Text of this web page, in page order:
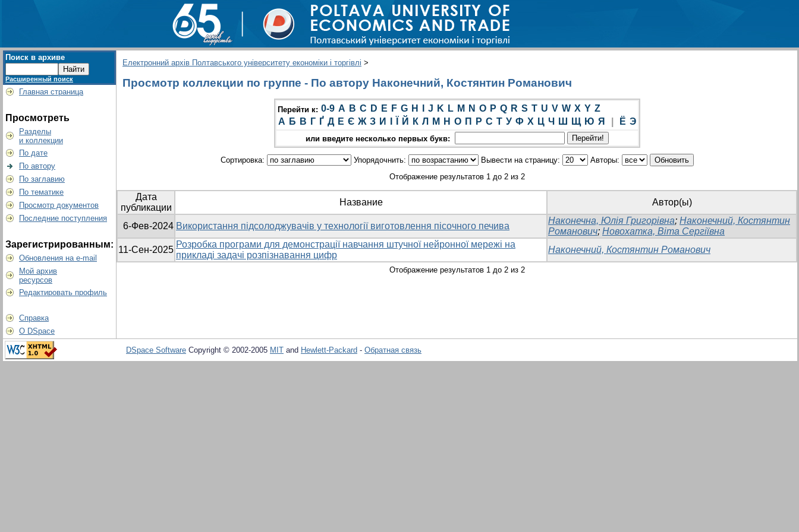
Поиск в архиве
Расширенный поиск
Главная страница
Просмотреть
Разделы
и коллекции
По дате
По автору
По заглавию
По тематике
Просмотр документов
Последние поступления
Зарегистрированным:
Обновления на e-mail
Мой архив
ресурсов
Редактировать профиль
Справка
О DSpace
Електронний архів Полтавського університету економіки і торгівлі >
Просмотр коллекции по группе - По автору Наконечний, Костянтин Романович
Перейти к: 0-9 A B C D E F G H J K L M N O P Q R S T U V W X Y Z
А Б В Г Ґ Д Е Є Ж З И Й К Л М Н О П Р С Т У Ф Х Ц Ч Ш Щ Ю Я Ё Э
или введите несколько первых букв:
Сортировка: Упорядочнить: Вывести на страницу:
Авторы:
Отображение результатов 1 до 2 из 2
Дата
публикации
Название Автор(ы)
6-Фев-2024 Використання підсолоджувачів у технології виготовлення пісочного печива
Наконечна, Юлія Григорівна; Наконечний, Костянтин
Романович; Новохатка, Віта Сергіївна
11-Сен-2025
Розробка програми для демонстрації навчання штучної нейронної мережі на
прикладі задачі розпізнавання цифр
Наконечний, Костянтин Романович
Отображение результатов 1 до 2 из 2
DSpace Software Copyright © 2002-2005 MIT and Hewlett-Packard - Обратная связь